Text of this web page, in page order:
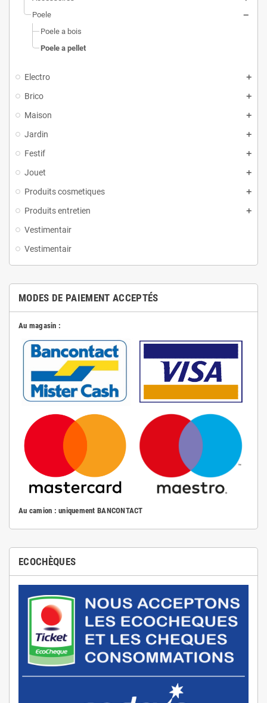
Poele
Poele a bois
Poele a pellet
Electro
Brico
Maison
Jardin
Festif
Jouet
Produits cosmetiques
Produits entretien
Vestimentair
Vestimentair
MODES DE PAIEMENT ACCEPTÉS
Au magasin :
Au camion : uniquement BANCONTACT
ECOCHÈQUES